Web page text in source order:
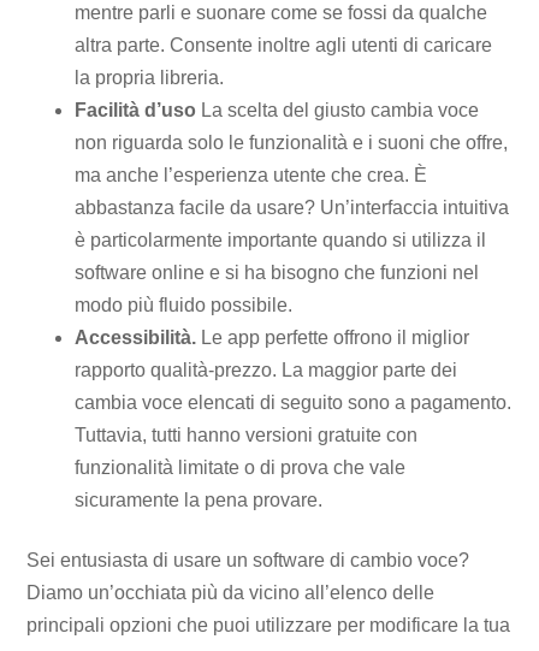
mentre parli e suonare come se fossi da qualche
altra parte. Consente inoltre agli utenti di caricare
la propria libreria.
Facilità d’uso La scelta del giusto cambia voce
non riguarda solo le funzionalità e i suoni che offre,
ma anche l’esperienza utente che crea. È
abbastanza facile da usare? Un’interfaccia intuitiva
è particolarmente importante quando si utilizza il
software online e si ha bisogno che funzioni nel
modo più fluido possibile.
Accessibilità. Le app perfette offrono il miglior
rapporto qualità-prezzo. La maggior parte dei
cambia voce elencati di seguito sono a pagamento.
Tuttavia, tutti hanno versioni gratuite con
funzionalità limitate o di prova che vale
sicuramente la pena provare.
Sei entusiasta di usare un software di cambio voce?
Diamo un’occhiata più da vicino all’elenco delle
principali opzioni che puoi utilizzare per modificare la tua